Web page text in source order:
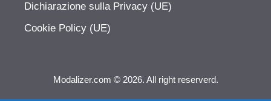
Dichiarazione sulla Privacy (UE)
Cookie Policy (UE)
Modalizer.com © 2026. All right reserverd.